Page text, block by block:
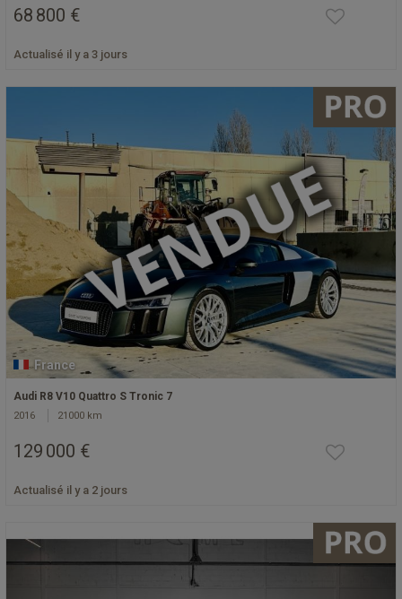
68 800 €
Actualisé il y a 3 jours
France
Audi R8 V10 Quattro S Tronic 7
2016 21000 km
129 000 €
Actualisé il y a 2 jours